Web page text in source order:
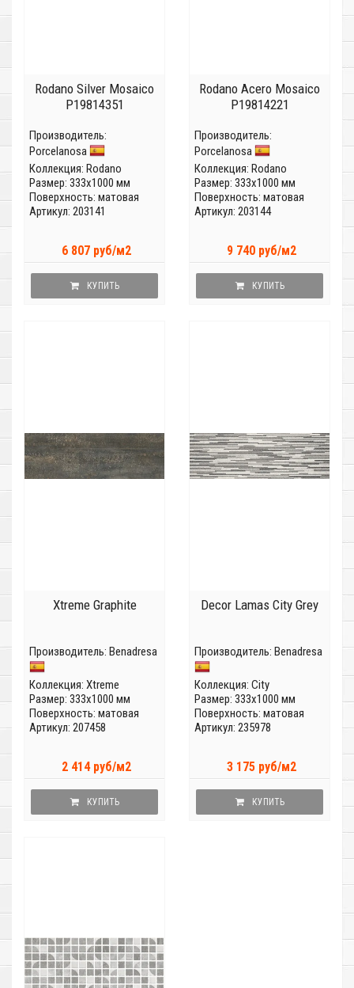
Rodano Silver Mosaico
P19814351
Производитель:
Porcelanosa
Коллекция: Rodano
Размер: 333x1000 мм
Поверхность: матовая
Артикул: 203141
6 807 руб/м2
КУПИТЬ
Rodano Acero Mosaico
P19814221
Производитель:
Porcelanosa
Коллекция: Rodano
Размер: 333x1000 мм
Поверхность: матовая
Артикул: 203144
9 740 руб/м2
КУПИТЬ
Xtreme Graphite
Производитель: Benadresa
Коллекция: Xtreme
Размер: 333x1000 мм
Поверхность: матовая
Артикул: 207458
2 414 руб/м2
КУПИТЬ
Decor Lamas City Grey
Производитель: Benadresa
Коллекция: City
Размер: 333x1000 мм
Поверхность: матовая
Артикул: 235978
3 175 руб/м2
КУПИТЬ